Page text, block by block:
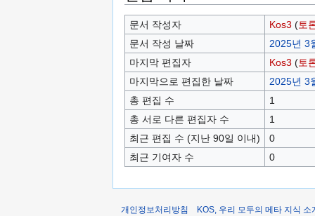
문서 작성자 Kos3 (토
문서 작성 날짜
2025년 3
마지막 편집자
Kos3 (토
마지막으로 편집한 날짜
2025년 3
총 편집 수
1
총 서로 다른 편집자 수
1
최근 편집 수 (지난 90일 이내)
0
최근 기여자 수
0
개인정보처리방침 KOS, 우리 모두의 메타 지식 소